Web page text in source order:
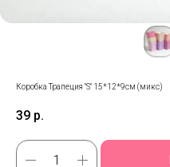
Коробка Трапеция "S" 15*12*9см (микс)
39 р.